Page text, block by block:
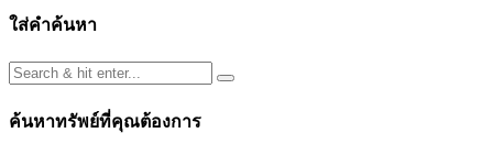
ใส่คำค้นหา
ค้นหาทรัพย์ที่คุณต้องการ